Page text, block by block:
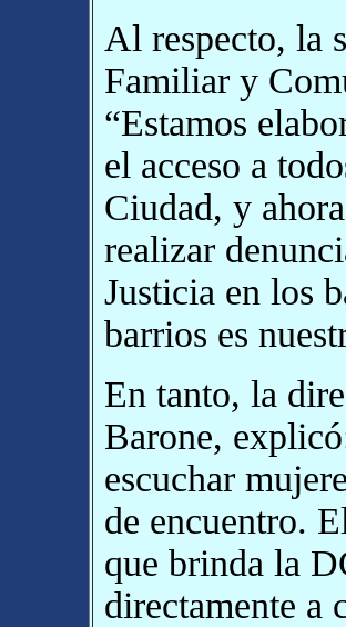
Al respecto, la
Familiar y
“Estamos
el acceso a
Ciudad, y
realizar
Justicia en los
barrios es
En tanto, la
Barone,
escuchar
de encuentro.
que brinda la
directamente a